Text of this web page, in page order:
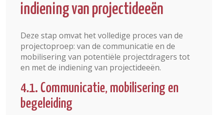
indiening van projectideeën
Deze stap omvat het volledige proces van de
projectoproep: van de communicatie en de
mobilisering van potentiële projectdragers tot
en met de indiening van projectideeën.
4.1. Communicatie, mobilisering en
begeleiding